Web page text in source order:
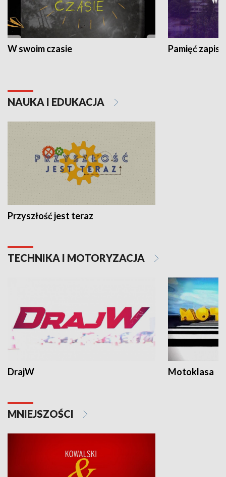
W swoim czasie Pamięć
NAUKA I EDUKACJA
Przyszłość jest teraz
TECHNIKA I MOTORYZACJA
DrajW Motoklasa
MNIEJSZOŚCI